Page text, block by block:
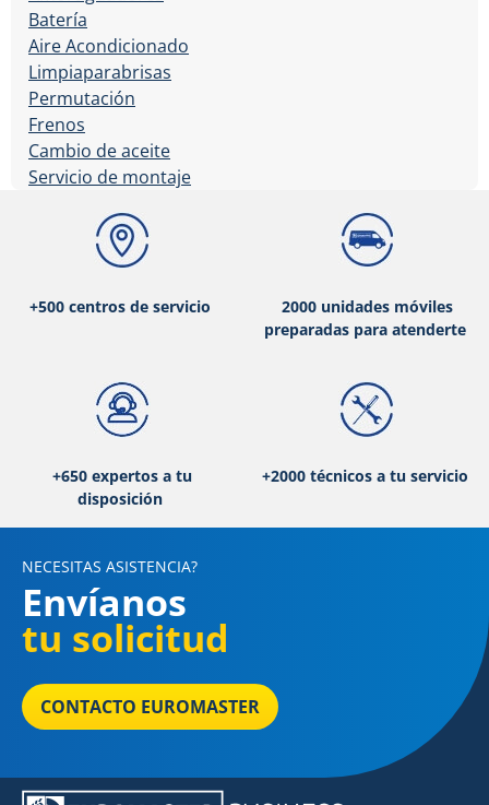
Batería
Aire Acondicionado
Limpiaparabrisas
Permutación
Frenos
Cambio de aceite
Servicio de montaje
+500 centros de servicio
2000 unidades móviles
preparadas para atenderte
+650 expertos a tu
disposición
+2000 técnicos a tu servicio
NECESITAS ASISTENCIA?
Envíanos
tu solicitud
CONTACTO EUROMASTER